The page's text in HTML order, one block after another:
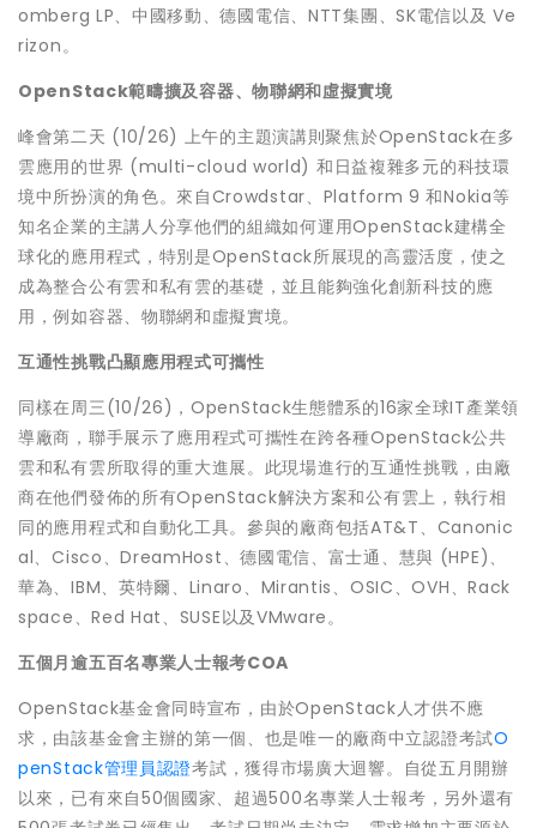
omberg LP、中國移動、德國電信、NTT集團、SK電信以及 Ve
rizon。
OpenStack範疇擴及容器、物聯網和虛擬實境
峰會第二天 (10/26) 上午的主題演講則聚焦於OpenStack在多
雲應用的世界 (multi-cloud world) 和日益複雜多元的科技環
境中所扮演的角色。來自Crowdstar、Platform 9 和Nokia等
知名企業的主講人分享他們的組織如何運用OpenStack建構全
球化的應用程式，特別是OpenStack所展現的高靈活度，使之
成為整合公有雲和私有雲的基礎，並且能夠強化創新科技的應
用，例如容器、物聯網和虛擬實境。
互通性挑戰凸顯應用程式可攜性
同樣在周三(10/26)，OpenStack生態體系的16家全球IT產業領
導廠商，聯手展示了應用程式可攜性在跨各種OpenStack公共
雲和私有雲所取得的重大進展。此現場進行的互通性挑戰，由廠
商在他們發佈的所有OpenStack解決方案和公有雲上，執行相
同的應用程式和自動化工具。參與的廠商包括AT&T、Canonic
al、Cisco、DreamHost、德國電信、富士通、慧與 (HPE)、
華為、IBM、英特爾、Linaro、Mirantis、OSIC、OVH、Rack
space、Red Hat、SUSE以及VMware。
五個月逾五百名專業人士報考COA
OpenStack基金會同時宣布，由於OpenStack人才供不應
求，由該基金會主辦的第一個、也是唯一的廠商中立認證考試O
penStack管理員認證考試，獲得市場廣大迴響。自從五月開辦
以來，已有來自50個國家、超過500名專業人士報考，另外還有